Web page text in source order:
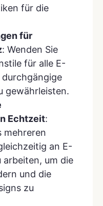
für die
für
: Wenden Sie
für alle E-
durchgängige
gewährleisten.
Echtzeit:
mehreren
an E-
arbeiten, um die
und die
zu